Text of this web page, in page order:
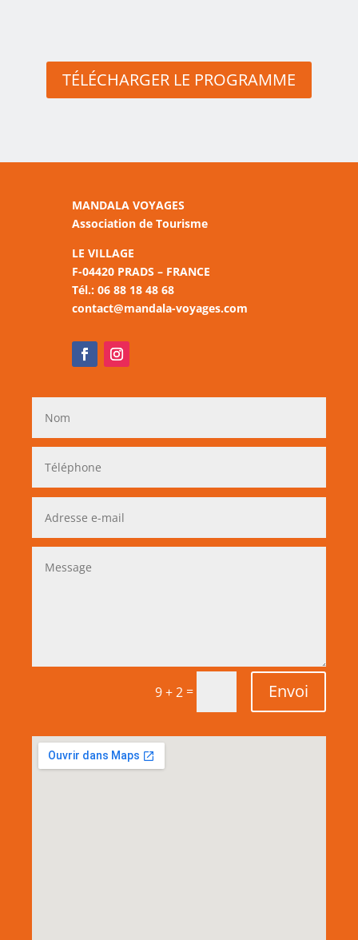
TÉLÉCHARGER LE PROGRAMME
MANDALA VOYAGES
Association de Tourisme
LE VILLAGE
F-04420 PRADS – FRANCE
Tél.: 06 88 18 48 68
contact@mandala-voyages.com
9 + 2 = Envoi